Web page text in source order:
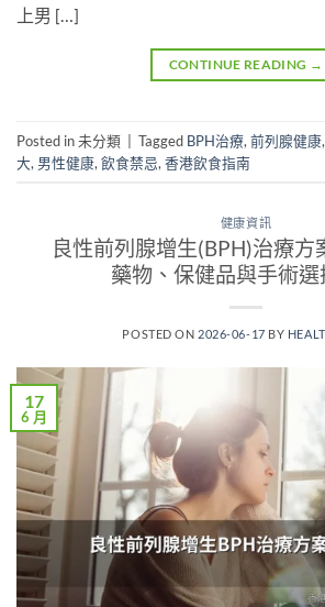
上男 […]
CONTINUE READING →
Posted in 未分類 | Tagged BPH治療, 前列腺健康,
大, 男性健康, 飲食禁忌, 香港飲食指南
健康資訊
良性前列腺增生(BPH)治療方
藥物、保健品與手術選
POSTED ON 2026-06-17 BY
17
6 月